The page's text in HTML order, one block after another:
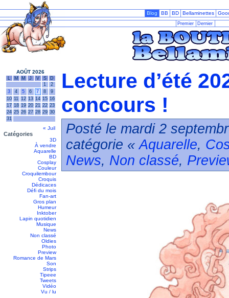
Blog BB BD Bellaminettes
Premier Dernier
AOÛT 2026
L M M J V S
D
1
2
3
4 5 6 7 8
9
10 11 12 13 14 15 16
17 18 19 20 21 22 23
24 25 26 27 28 29 30
31
« Juil
Catégories
3D
À vendre
Aquarelle
BD
Cosplay
Couleur
Croquilembour
Croquis
Dédicaces
Défi du mois
Fan-art
Gros plan
Humeur
Inktober
Lapin quotidien
Musique
News
Non classé
Oldies
Photo
Preview
Romance de Mars
Son
Strips
Tipeee
Tweets
Vidéo
Vu / lu
Lecture d’été
concours !
Posté le mardi 2
catégorie «Aquarelle,
News, Non classé,